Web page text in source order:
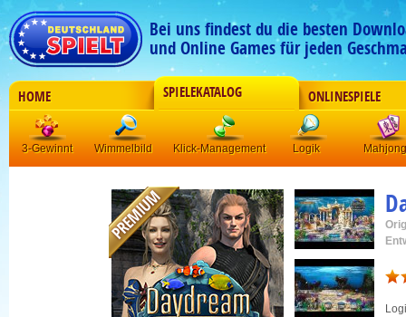
Bei uns findest du die besten
und Online Games für jeden
HOME SPIELEKATALOG ONLINESPIELE
3-Gewinnt Wimmelbild Klick-Management Logik Mahjong